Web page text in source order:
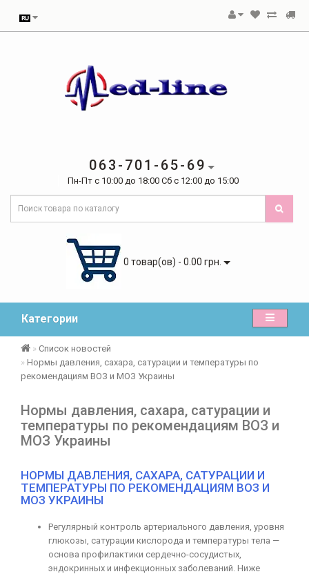
063-701-65-69
Пн-Пт с 10:00 до 18:00 Сб с 12:00 до 15:00
0 товар(ов) - 0.00 грн.
Категории
Список новостей
Нормы давления, сахара, сатурации и температуры по
рекомендациям ВОЗ и МОЗ Украины
Нормы давления, сахара, сатурации и
температуры по рекомендациям ВОЗ и
МОЗ Украины
НОРМЫ ДАВЛЕНИЯ, САХАРА, САТУРАЦИИ И
ТЕМПЕРАТУРЫ ПО РЕКОМЕНДАЦИЯМ ВОЗ И
МОЗ УКРАИНЫ
Регулярный контроль артериального давления, уровня
глюкозы, сатурации кислорода и температуры тела —
основа профилактики сердечно-сосудистых,
эндокринных и инфекционных заболеваний. Ниже